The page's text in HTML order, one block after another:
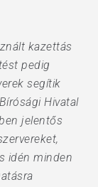
kazettás
pedig
segítik
Hivatal
jelentős
idén minden